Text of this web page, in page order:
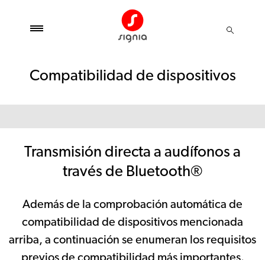
Compatibilidad de dispositivos
Transmisión directa a audífonos a
través de Bluetooth®
Además de la comprobación automática de
compatibilidad de dispositivos mencionada
arriba, a continuación se enumeran los requisitos